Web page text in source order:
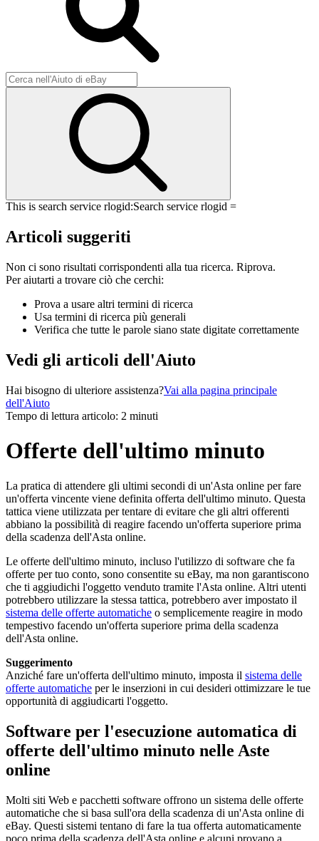
This is search service rlogid:Search service rlogid =
Articoli suggeriti
Non ci sono risultati corrispondenti alla tua ricerca. Riprova.
Per aiutarti a trovare ciò che cerchi:
Prova a usare altri termini di ricerca
Usa termini di ricerca più generali
Verifica che tutte le parole siano state digitate correttamente
Vedi gli articoli dell'Aiuto
Hai bisogno di ulteriore assistenza?Vai alla pagina principale
dell'Aiuto
Tempo di lettura articolo: 2 minuti
Offerte dell'ultimo minuto
La pratica di attendere gli ultimi secondi di un'Asta online per fare
un'offerta vincente viene definita offerta dell'ultimo minuto. Questa
tattica viene utilizzata per tentare di evitare che gli altri offerenti
abbiano la possibilità di reagire facendo un'offerta superiore prima
della scadenza dell'Asta online.
Le offerte dell'ultimo minuto, incluso l'utilizzo di software che fa
offerte per tuo conto, sono consentite su eBay, ma non garantiscono
che ti aggiudichi l'oggetto venduto tramite l'Asta online. Altri utenti
potrebbero utilizzare la stessa tattica, potrebbero aver impostato il
sistema delle offerte automatiche o semplicemente reagire in modo
tempestivo facendo un'offerta superiore prima della scadenza
dell'Asta online.
Suggerimento
Anziché fare un'offerta dell'ultimo minuto, imposta il sistema delle
offerte automatiche per le inserzioni in cui desideri ottimizzare le tue
opportunità di aggiudicarti l'oggetto.
Software per l'esecuzione automatica di
offerte dell'ultimo minuto nelle Aste
online
Molti siti Web e pacchetti software offrono un sistema delle offerte
automatiche che si basa sull'ora della scadenza di un'Asta online di
eBay. Questi sistemi tentano di fare la tua offerta automaticamente
poco prima della scadenza dell'Asta online e alcuni provano a